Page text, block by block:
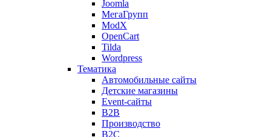
Joomla
МегаГрупп
ModX
OpenCart
Tilda
Wordpress
Тематика
Автомобильные сайты
Детские магазины
Event-сайты
B2B
Производство
B2C